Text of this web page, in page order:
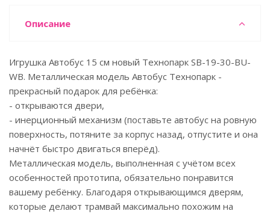
Описание
Игрушка Автобус 15 см новый Технопарк SB-19-30-BU-
WB. Металлическая модель Автобус Технопарк -
прекрасный подарок для ребёнка:
- открываются двери,
- инерционный механизм (поставьте автобус на ровную
поверхность, потяните за корпус назад, отпустите и она
начнёт быстро двигаться вперёд).
Металлическая модель, выполненная с учётом всех
особенностей прототипа, обязательно понравится
вашему ребёнку. Благодаря открывающимся дверям,
которые делают трамвай максимально похожим на